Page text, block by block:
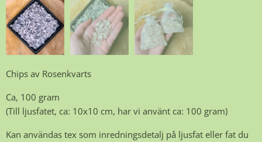
Chips av Rosenkvarts
Ca, 100 gram
(Till ljusfatet, ca: 10x10 cm, har vi använt ca: 100 gram)
Kan användas tex som inredningsdetalj på ljusfat eller fat du